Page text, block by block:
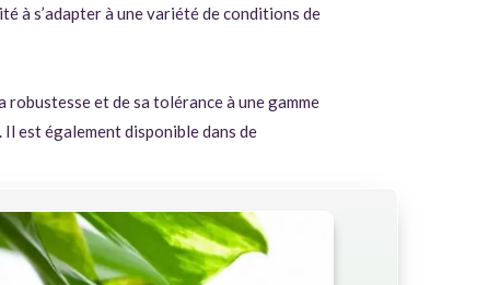
à s’adapter à une variété de conditions de
et de sa tolérance à une gamme
est également disponible dans de